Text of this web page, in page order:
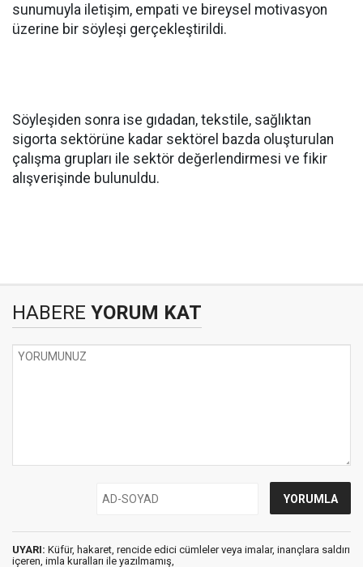
sunumuyla iletişim, empati ve bireysel motivasyon
üzerine bir söyleşi gerçekleştirildi.
Söyleşiden sonra ise gıdadan, tekstile, sağlıktan
sigorta sektörüne kadar sektörel bazda oluşturulan
çalışma grupları ile sektör değerlendirmesi ve fikir
alışverişinde bulunuldu.
HABERE YORUM KAT
UYARI: Küfür, hakaret, rencide edici cümleler veya imalar, inançlara saldırı
içeren, imla kuralları ile yazılmamış,